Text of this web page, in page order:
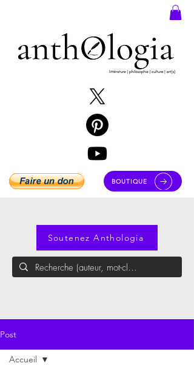
BOUTIQUE
Soutenez Anthologia
Post
Accueil